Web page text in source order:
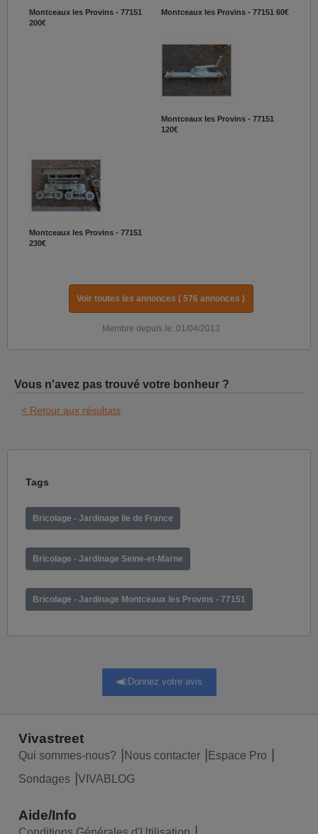
Montceaux les Provins - 77151
200€
Montceaux les Provins - 77151 60€
Montceaux les Provins - 77151
120€
Montceaux les Provins - 77151
230€
Voir toutes les annonces ( 576 annonces )
Membre depuis le: 01/04/2013
Vous n'avez pas trouvé votre bonheur ?
< Retour aux résultats
Tags
Bricolage - Jardinage Ile de France
Bricolage - Jardinage Seine-et-Marne
Bricolage - Jardinage Montceaux les Provins - 77151
Donnez votre avis
Vivastreet
Qui sommes-nous? Nous contacter
Espace Pro
Sondages
VIVABLOG
Aide/Info